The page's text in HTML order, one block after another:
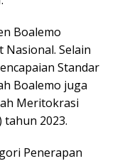
Boalemo
Selain
Standar
Boalemo juga
Meritokrasi
tahun 2023.
Penerapan